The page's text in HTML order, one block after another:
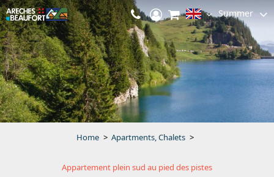
Summer
Home > Apartments, Chalets >
Appartement plein sud au pied des pistes